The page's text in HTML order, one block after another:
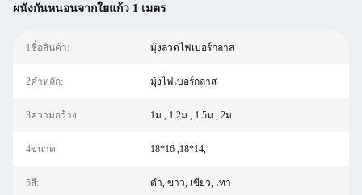
ผนังกันหนอนจากใยแก้ว 1 เมตร
1ชื่อสินค้า: มุ้งลวดไฟเบอร์กลาส
2คำหลัก: มุ้งไฟเบอร์กลาส
3ความกว้าง: 1ม., 1.2ม., 1.5ม., 2ม.
4ขนาด: 18*16 ,18*14,
5สี: ดำ, ขาว, เขียว, เทา